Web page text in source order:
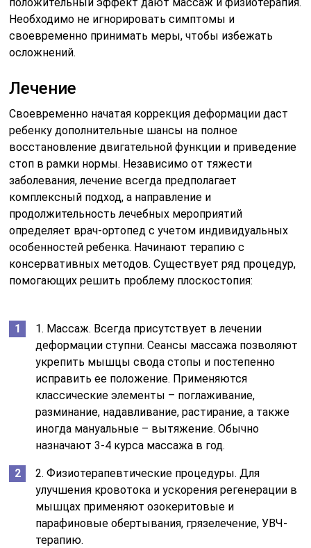
положительный эффект дают массаж и физиотерапия.
Необходимо не игнорировать симптомы и
своевременно принимать меры, чтобы избежать
осложнений.
Лечение
Своевременно начатая коррекция деформации даст
ребенку дополнительные шансы на полное
восстановление двигательной функции и приведение
стоп в рамки нормы. Независимо от тяжести
заболевания, лечение всегда предполагает
комплексный подход, а направление и
продолжительность лечебных мероприятий
определяет врач-ортопед с учетом индивидуальных
особенностей ребенка. Начинают терапию с
консервативных методов. Существует ряд процедур,
помогающих решить проблему плоскостопия:
1. Массаж. Всегда присутствует в лечении
деформации ступни. Сеансы массажа позволяют
укрепить мышцы свода стопы и постепенно
исправить ее положение. Применяются
классические элементы – поглаживание,
разминание, надавливание, растирание, а также
иногда мануальные – вытяжение. Обычно
назначают 3-4 курса массажа в год.
2. Физиотерапевтические процедуры. Для
улучшения кровотока и ускорения регенерации в
мышцах применяют озокеритовые и
парафиновые обертывания, грязелечение, УВЧ-
терапию.